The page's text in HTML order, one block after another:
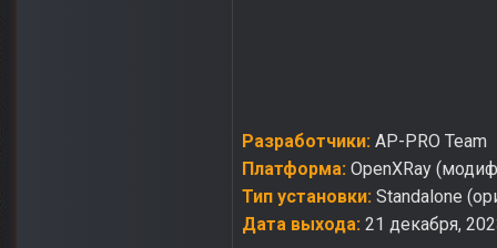
Разработчики: AP-PRO Team
Платформа: OpenXRay
Тип установки: Standalone
Дата выхода: 21 декабря,